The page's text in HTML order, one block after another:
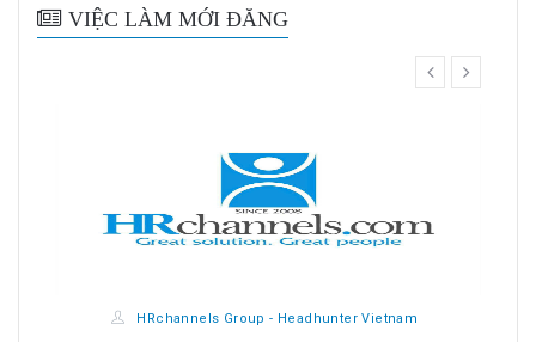
VIỆC LÀM MỚI ĐĂNG
HRchannels Group - Headhunter Vietnam
prev